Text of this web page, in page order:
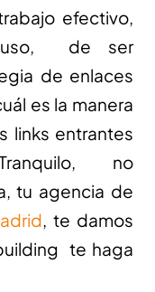
efectivo,
de ser
de enlaces
es la manera
links entrantes
no
tu agencia de
, te damos
te haga